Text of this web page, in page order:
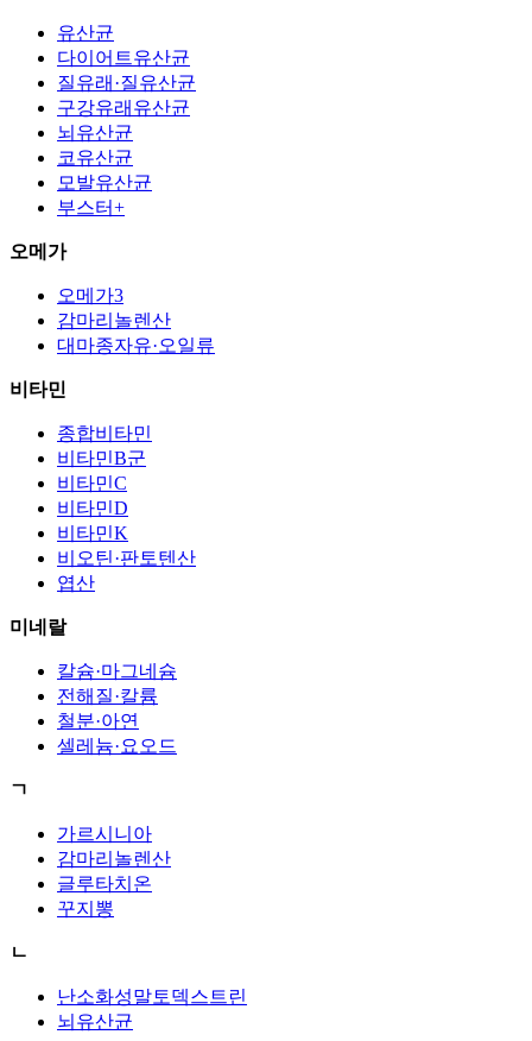
유산균
다이어트유산균
질유래·질유산균
구강유래유산균
뇌유산균
코유산균
모발유산균
부스터+
오메가
오메가3
감마리놀렌산
대마종자유·오일류
비타민
종합비타민
비타민B군
비타민C
비타민D
비타민K
비오틴·판토텐산
엽산
미네랄
칼슘·마그네슘
전해질·칼륨
철분·아연
셀레늄·요오드
ㄱ
가르시니아
감마리놀렌산
글루타치온
꾸지뽕
ㄴ
난소화성말토덱스트린
뇌유산균